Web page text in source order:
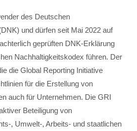
des Deutschen
und dürfen seit Mai 2022 auf
geprüften DNK-Erklärung
Nachhaltigkeitskodex führen. Der
die Global Reporting Initiative
für die Erstellung von
auch für Unternehmen. Die GRI
Beteiligung von
, Umwelt-, Arbeits- und staatlichen